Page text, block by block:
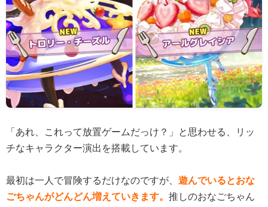
「あれ、これって放置ゲームだっけ？」と思わせる、リッ
チなキャラクター演出を搭載しています。
最初は一人で冒険するだけなのですが、 遊んでいるとおな
ごちゃんがどんどん増えていきます。 推しのおなごちゃん